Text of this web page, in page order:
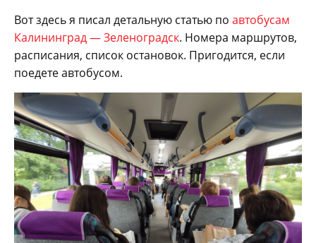
Вот здесь я писал детальную статью по автобусам
Калининград — Зеленоградск. Номера маршрутов,
расписания, список остановок. Пригодится, если
поедете автобусом.